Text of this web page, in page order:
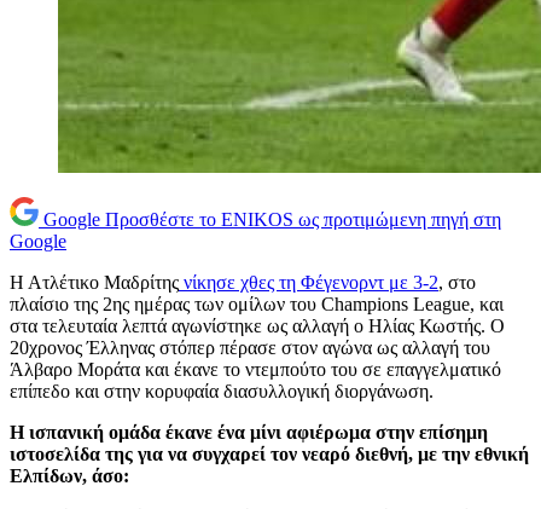
Google Προσθέστε το ENIKOS ως προτιμώμενη πηγή στη
Google
Η Ατλέτικο Μαδρίτης νίκησε χθες τη Φέγενορντ με 3-2, στο
πλαίσιο της 2ης ημέρας των ομίλων του Champions League, και
στα τελευταία λεπτά αγωνίστηκε ως αλλαγή ο Ηλίας Κωστής. Ο
20χρονος Έλληνας στόπερ πέρασε στον αγώνα ως αλλαγή του
Άλβαρο Μοράτα και έκανε το ντεμπούτο του σε επαγγελματικό
επίπεδο και στην κορυφαία διασυλλογική διοργάνωση.
Η ισπανική ομάδα έκανε ένα μίνι αφιέρωμα στην επίσημη
ιστοσελίδα της για να συγχαρεί τον νεαρό διεθνή, με την εθνική
Ελπίδων, άσο: